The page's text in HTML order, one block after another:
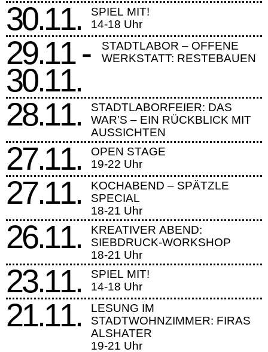
30.11.
SPIEL MIT!
14-18 Uhr
29.11 -
30.11.
STADTLABOR – OFFENE
WERKSTATT: RESTEBAUEN
28.11.
STADTLABORFEIER: DAS
WAR’S – EIN RÜCKBLICK MIT
AUSSICHTEN
27.11.
OPEN STAGE
19-22 Uhr
27.11.
KOCHABEND – SPÄTZLE
SPECIAL
18-21 Uhr
26.11.
KREATIVER ABEND:
SIEBDRUCK-WORKSHOP
18-21 Uhr
23.11.
SPIEL MIT!
14-18 Uhr
21.11.
LESUNG IM
STADTWOHNZIMMER: FIRAS
ALSHATER
19-21 Uhr